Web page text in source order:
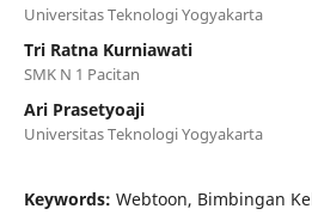
Universitas Teknologi Yogyakarta
Tri Ratna Kurniawati
SMK N 1 Pacitan
Ari Prasetyoaji
Universitas Teknologi Yogyakarta
Keywords: Webtoon, Bimbingan